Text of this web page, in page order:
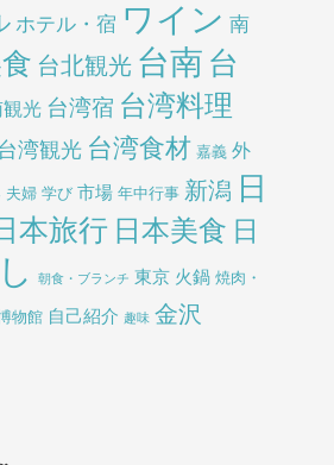
ホテル・宿 ワイン 南
台北観光 台南 台
観光 台湾宿 台湾料理
湾観光 台湾食材 嘉義 外
夫婦 学び 市場 年中行事 新潟 日
本旅行 日本美食 日
朝食・ブランチ 東京 火鍋 焼肉・
物館 自己紹介 趣味 金沢